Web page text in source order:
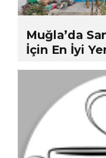
Muğla’da
İçin En İyi